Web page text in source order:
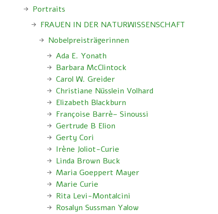
Portraits
FRAUEN IN DER NATURWISSENSCHAFT
Nobelpreisträgerinnen
Ada E. Yonath
Barbara McClintock
Carol W. Greider
Christiane Nüsslein Volhard
Elizabeth Blackburn
Françoise Barrè– Sinoussi
Gertrude B Elion
Gerty Cori
Irène Joliot-Curie
Linda Brown Buck
Maria Goeppert Mayer
Marie Curie
Rita Levi-Montalcini
Rosalyn Sussman Yalow